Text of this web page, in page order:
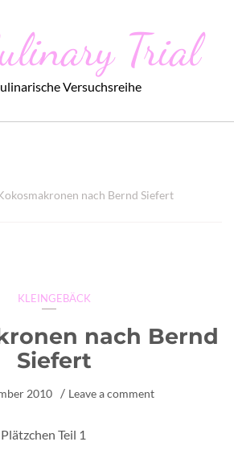
Trial
Versuchsreihe
nach Bernd Siefert
KLEINGEBÄCK
nach Bernd
Siefert
2010 Leave a comment
Teil 1